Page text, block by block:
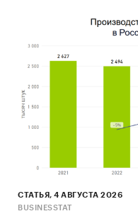
СТАТЬЯ, 4 АВГУСТА 2026
BUSINESSTAT